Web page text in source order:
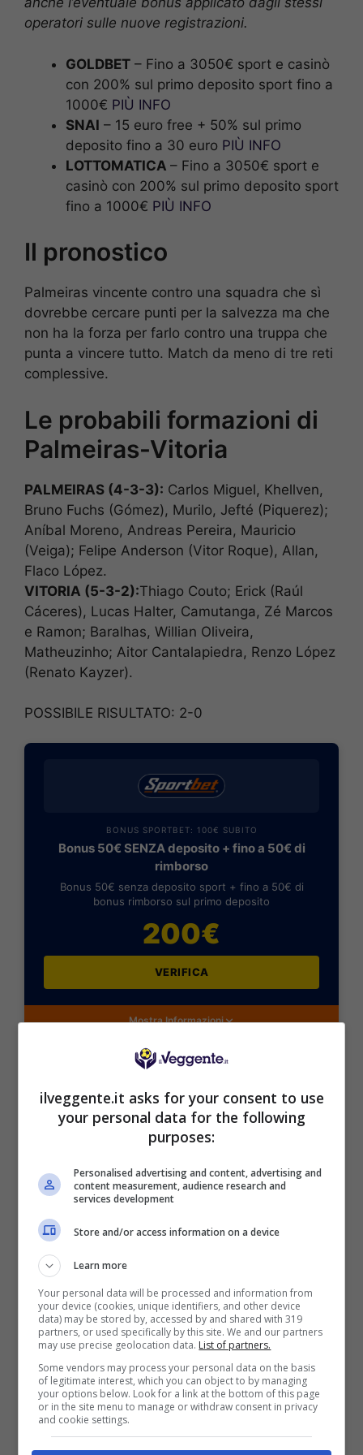
operatori sulle nuove registrazioni.
GOLDBET – Fino a 3050€ sport e casinò
con 200% sul primo deposito sport fino a
1000€ PIÙ INFO
SNAI – 15 euro free + 50% sul primo
deposito fino a 30 euro PIÙ INFO
LOTTOMATICA – Fino a 3050€ sport e
casinò con 200% sul primo deposito sport
fino a 1000€ PIÙ INFO
Il pronostico
Palmeiras vincente contro una squadra che sì
dovrebbe cercare punti per la salvezza ma che
non ha la forza per farlo contro una truppa che
punta a vincere tutto. Match da meno di tre reti
complessive.
Le probabili formazioni di
Palmeiras-Vitoria
PALMEIRAS (4-3-3): Carlos Miguel, Khellven,
Bruno Fuchs (Gómez), Murilo, Jefté (Piquerez);
Aníbal Moreno, Andreas Pereira, Mauricio
(Veiga); Felipe Anderson (Vitor Roque), Allan,
Flaco López.
VITORIA (5-3-2):Thiago Couto; Erick (Raúl
Cáceres), Lucas Halter, Camutanga, Zé Marcos
e Ramon; Baralhas, Willian Oliveira,
Matheuzinho; Aitor Cantalapiedra, Renzo López
(Renato Kayzer).
POSSIBILE RISULTATO: 2-0
BONUS SPORTBET: 100€ SUBITO
Bonus 50€ SENZA deposito + fino a 50€ di
rimborso
Bonus 50€ senza deposito sport + fino a 50€ di
bonus rimborso sul primo deposito
200€
VERIFICA
Mostra Informazioni
BONUS BENVENUTO GOLDBET: 2.050€
Fino a 2050€ sport e casino
Scommesse + 50% del primo deposito fino a 50€
2050€
Mostra Informazioni
BONUS BENVENUTO LOTTOMATICA: 2050€
Fino a 2050€ bonus scommesse e sport
Per i nuovi utenti della piattaforma: 100% fino a 50€ in
Bonus Scommesse + 100% fino a 2000€ in Bonus
ilveggente.it asks for your consent to use
your personal data for the following
purposes:
Personalised advertising and content, advertising and
content measurement, audience research and
services development
Store and/or access information on a device
Learn more
Your personal data will be processed and information from
your device (cookies, unique identifiers, and other device
data) may be stored by, accessed by and shared with 319
partners, or used specifically by this site. We and our partners
may use precise geolocation data. List of partners.
Some vendors may process your personal data on the basis
of legitimate interest, which you can object to by managing
your options below. Look for a link at the bottom of this page
or in the site menu to manage or withdraw consent in privacy
and cookie settings.